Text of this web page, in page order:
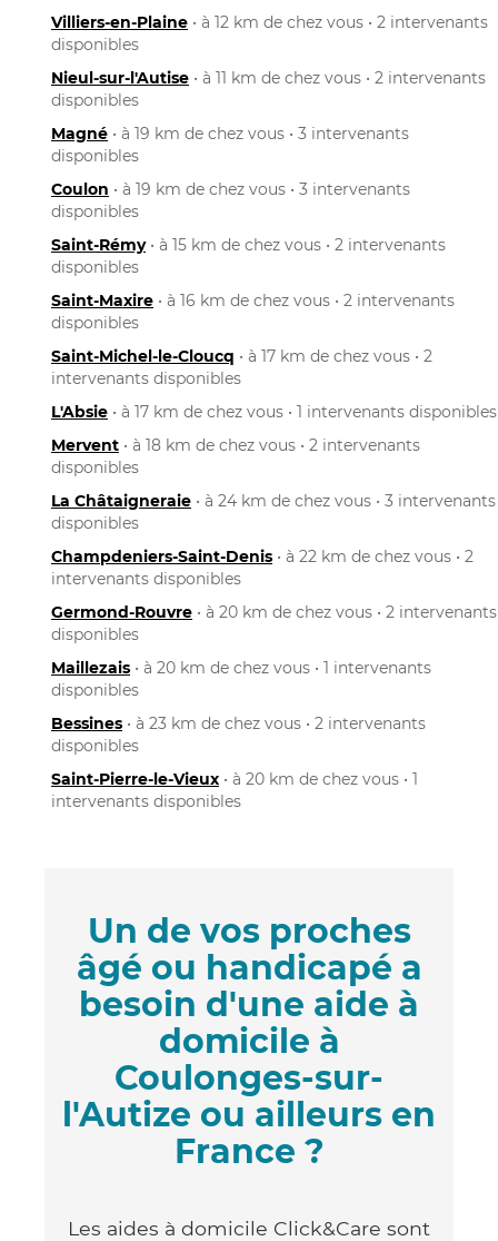
Villiers-en-Plaine • à 12 km de chez vous • 2 intervenants
disponibles
Nieul-sur-l'Autise • à 11 km de chez vous • 2 intervenants
disponibles
Magné • à 19 km de chez vous • 3 intervenants
disponibles
Coulon • à 19 km de chez vous • 3 intervenants
disponibles
Saint-Rémy• à 15 km de chez vous • 2 intervenants
disponibles
Saint-Maxire • à 16 km de chez vous • 2 intervenants
disponibles
Saint-Michel-le-Cloucq • à 17 km de chez vous • 2
intervenants disponibles
L'Absie • à 17 km de chez vous • 1 intervenants disponibles
Mervent • à 18 km de chez vous • 2 intervenants
disponibles
La Châtaigneraie • à 24 km de chez vous • 3 intervenants
disponibles
Champdeniers-Saint-Denis • à 22 km de chez vous • 2
intervenants disponibles
Germond-Rouvre • à 20 km de chez vous • 2 intervenants
disponibles
Maillezais • à 20 km de chez vous • 1 intervenants
disponibles
Bessines • à 23 km de chez vous • 2 intervenants
disponibles
Saint-Pierre-le-Vieux • à 20 km de chez vous • 1
intervenants disponibles
Un de vos proches
âgé ou handicapé a
besoin d'une aide à
domicile à
Coulonges-sur-
l'Autize ou ailleurs en
France ?
Les aides à domicile Click&Care sont